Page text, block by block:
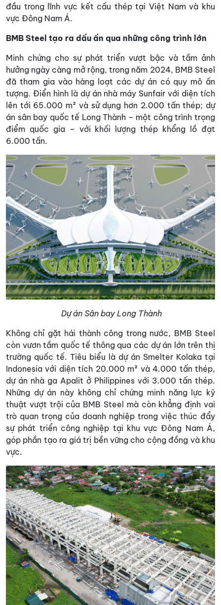
đầu trong lĩnh vực kết cấu thép tại Việt Nam và khu
vực Đông Nam Á.
BMB Steel tạo ra dấu ấn qua những công trình lớn
Minh chứng cho sự phát triển vượt bậc và tầm ảnh
hưởng ngày càng mở rộng, trong năm 2024, BMB Steel
đã tham gia vào hàng loạt các dự án có quy mô ấn
tượng. Điển hình là dự án nhà máy Sunfair với diện tích
lên tới 65.000 m² và sử dụng hơn 2.000 tấn thép; dự
án sân bay quốc tế Long Thành – một công trình trọng
điểm quốc gia – với khối lượng thép khổng lồ đạt
6.000 tấn.
Dự án Sân bay Long Thành
Không chỉ gặt hái thành công trong nước, BMB Steel
còn vươn tầm quốc tế thông qua các dự án lớn trên thị
trường quốc tế. Tiêu biểu là dự án Smelter Kolaka tại
Indonesia với diện tích 20.000 m² và 4.000 tấn thép,
dự án nhà ga Apalit ở Philippines với 3.000 tấn thép.
Những dự án này không chỉ chứng minh năng lực kỹ
thuật vượt trội của BMB Steel mà còn khẳng định vai
trò quan trọng của doanh nghiệp trong việc thúc đẩy
sự phát triển công nghiệp tại khu vực Đông Nam Á,
góp phần tạo ra giá trị bền vững cho cộng đồng và khu
vực.